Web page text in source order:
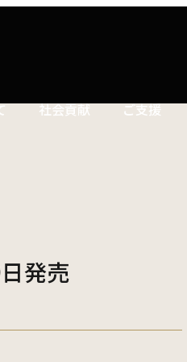
2025 / 26
シーズンパンフレット
社会貢献 ご支援
発売